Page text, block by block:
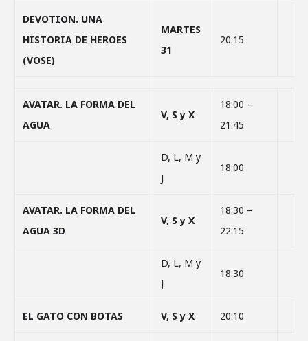
DEVOTION. UNA
HISTORIA DE HEROES
(VOSE)
MARTES
31
20:15
AVATAR. LA FORMA DEL
AGUA
V, S y X
18:00 –
21:45
D, L, M y
J
18:00
AVATAR. LA FORMA DEL
AGUA 3D
V, S y X
18:30 –
22:15
D, L, M y
J
18:30
EL GATO CON BOTAS V, S y X 20:10